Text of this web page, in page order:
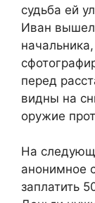
судьба ей
Иван вышел
перед
видны на
оружие
На
анонимное
заплатить